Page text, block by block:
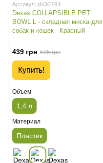
Артикул: dx30794
Dexas COLLAPSIBLE PET
BOWL L - складная миска для
собак и кошек - Красный
439 грн 585 грн
Купить!
Объем
1,4 л
Материал
Пластик